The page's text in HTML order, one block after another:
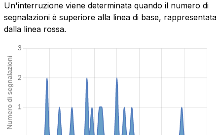
Un'interruzione viene determinata quando il numero di
segnalazioni è superiore alla linea di base, rappresentata
dalla linea rossa.